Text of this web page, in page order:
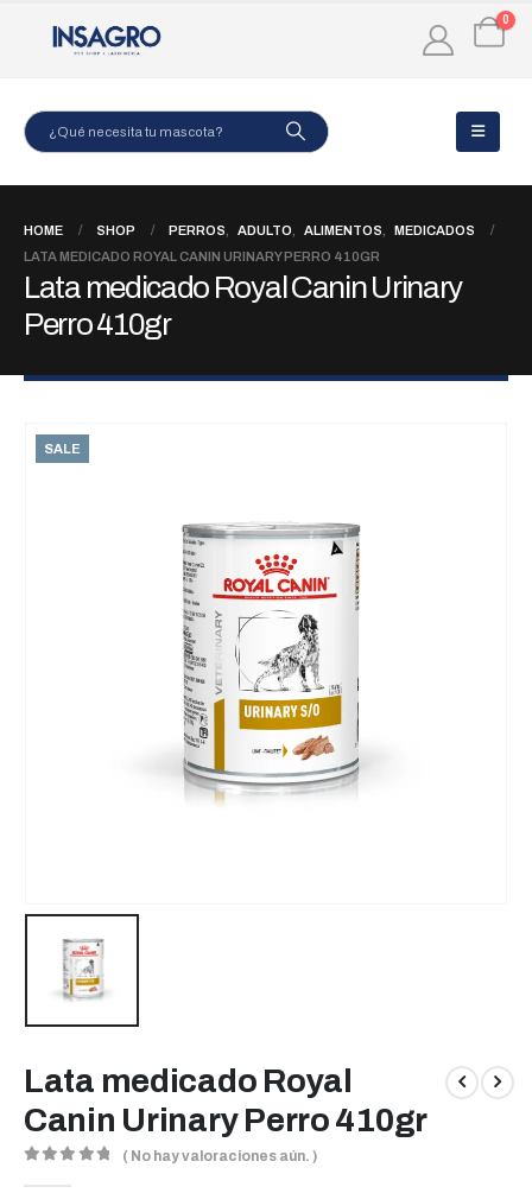
0
HOME SHOP PERROS ADULTO ALIMENTOS
MEDICADOS
LATA MEDICADO ROYAL CANIN URINARY PERRO 410GR
Lata medicado Royal Canin Urinary
Perro 410gr
SALE
Lata medicado Royal
Canin Urinary Perro 410gr
( No hay valoraciones aún. )